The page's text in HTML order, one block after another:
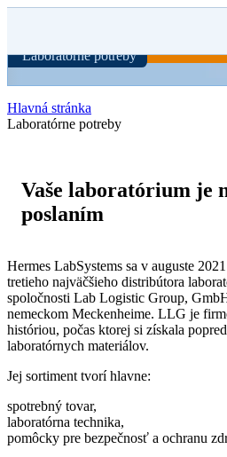
Laboratórne potreby
Hlavná stránka
Laboratórne potreby
Vaše laboratórium je
poslaním
Hermes LabSystems sa v auguste
tretieho najväčšieho distribútora
spoločnosti Lab Logistic Group,
nemeckom Meckenheime. LLG je
históriou, počas ktorej si získala
laboratórnych materiálov.
Jej sortiment tvorí hlavne:
spotrebný tovar,
laboratórna technika,
pomôcky pre bezpečnosť a ochranu